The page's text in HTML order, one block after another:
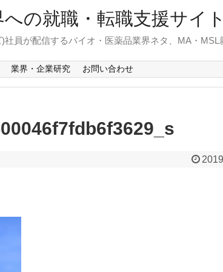
の就職・転職支援サイト
員が配信するバイオ・医薬品業界ネタ、MA・MSL
業界・企業研究 お問い合わせ